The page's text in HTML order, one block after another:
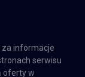
serwisu
oferty w